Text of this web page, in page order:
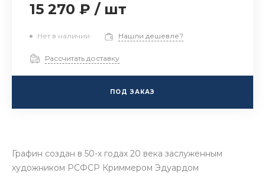
15 270 ₽ / шт
Нет в наличии Нашли дешевле?
Рассчитать доставку
ПОД ЗАКАЗ
Графин создан в 50-х годах 20 века заслуженным
художником РСФСР Криммером Эдуардом